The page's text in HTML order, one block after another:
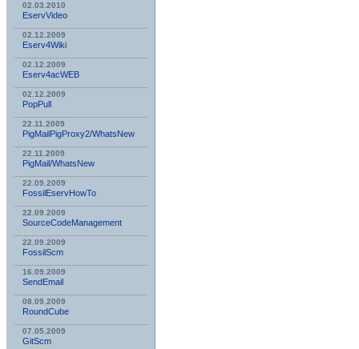
02.03.2010
EservVideo
02.12.2009
Eserv4Wiki
02.12.2009
Eserv4acWEB
02.12.2009
PopPull
22.11.2009
PigMailPigProxy2/WhatsNew
22.11.2009
PigMail/WhatsNew
22.09.2009
FossilEservHowTo
22.09.2009
SourceCodeManagement
22.09.2009
FossilScm
16.09.2009
SendEmail
08.09.2009
RoundCube
07.05.2009
GitScm